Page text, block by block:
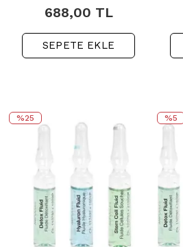
688,00 TL
SEPETE EKLE
%25 %5